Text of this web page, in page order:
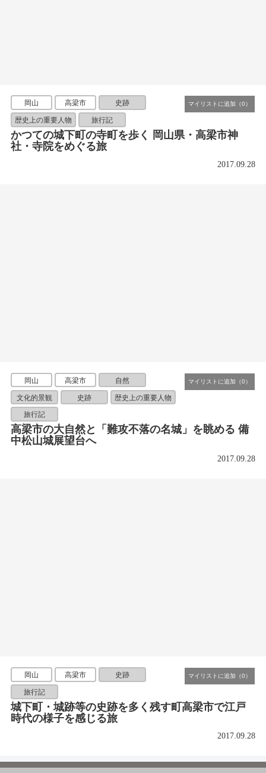
岡山 高梁市 史跡
歴史上の重要人物 旅行記
かつての城下町の寺町を歩く 岡山県・高梁市神
社・寺院をめぐる旅
2017.09.28
岡山 高梁市 自然
文化的景観 史跡 歴史上の重要人物
旅行記
高梁市の大自然と「難攻不落の名城」を眺める 備
中松山城展望台へ
2017.09.28
岡山 高梁市 史跡
旅行記
城下町・城跡等の史跡を多く残す町高梁市で江戸
時代の様子を感じる旅
2017.09.28